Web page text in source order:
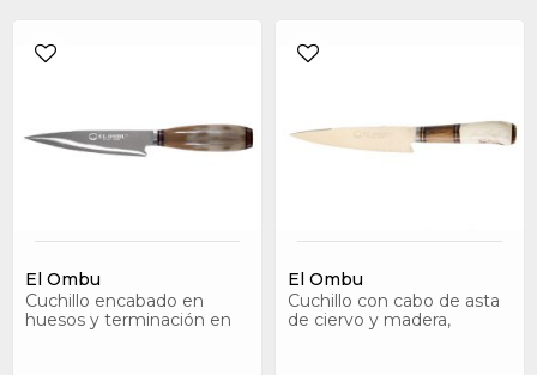
El Ombu
Cuchillo encabado en
huesos y terminación en
El Ombu
Cuchillo con cabo de asta
de ciervo y madera,